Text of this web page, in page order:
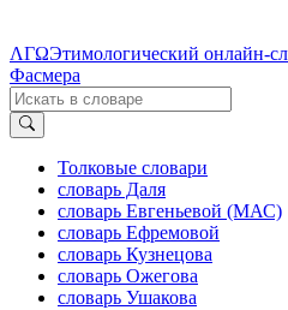
ΛΓΩЭтимологический онлайн-
Фасмера
Толковые словари
словарь Даля
словарь Евгеньевой (МАС)
словарь Ефремовой
словарь Кузнецова
словарь Ожегова
словарь Ушакова